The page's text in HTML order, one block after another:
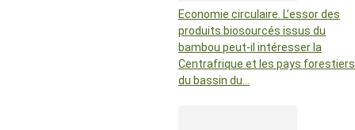
Economie circulaire. L’essor des
produits biosourcés issus du
bambou peut-il intéresser la
Centrafrique et les pays forestiers
du bassin du…